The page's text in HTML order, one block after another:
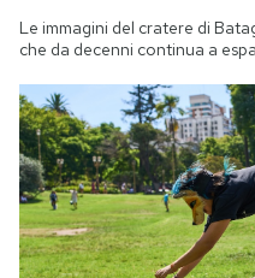
Le immagini del cratere di
che da decenni continua a